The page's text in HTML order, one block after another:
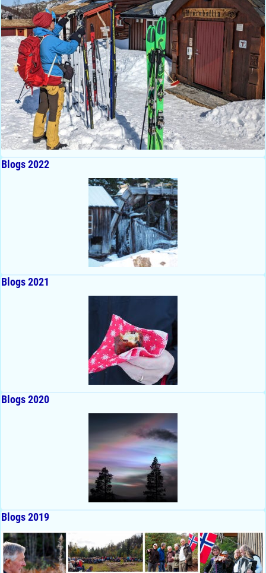
Blogs 2022
Blogs 2021
Blogs 2020
Blogs 2019